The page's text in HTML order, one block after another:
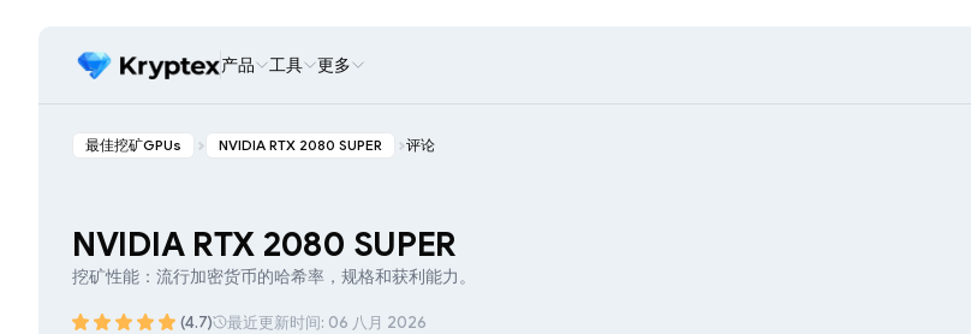
产品 工具 更多
最佳挖矿GPUs NVIDIA RTX 2080 SUPER 评论
NVIDIA RTX 2080 SUPER
挖矿性能：流行加密货币的哈希率，规格和获利能力。
(4.7) 最近更新时间: 06 八月 2026